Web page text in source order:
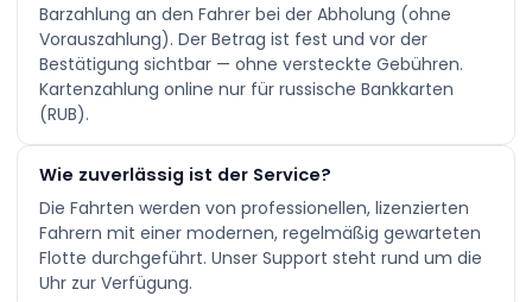
Barzahlung an den Fahrer bei der Abholung (ohne
Vorauszahlung). Der Betrag ist fest und vor der
Bestätigung sichtbar — ohne versteckte Gebühren.
Kartenzahlung online nur für russische Bankkarten
(RUB).
Wie zuverlässig ist der Service?
Die Fahrten werden von professionellen, lizenzierten
Fahrern mit einer modernen, regelmäßig gewarteten
Flotte durchgeführt. Unser Support steht rund um die
Uhr zur Verfügung.